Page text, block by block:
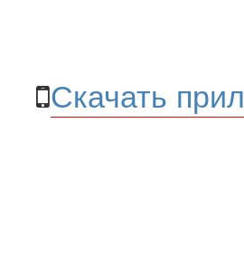
Скачать